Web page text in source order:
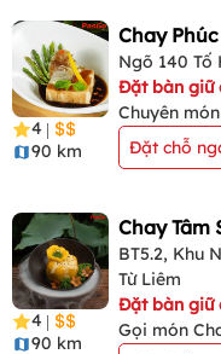
4 |
90 km
Chay
Ngõ 140 Tố
Đặt bàn giữ
Chuyên
Đặt chỗ
4 |
90 km
Chay Tâm
BT5.2, Khu
Từ Liêm
Đặt bàn giữ
Gọi món